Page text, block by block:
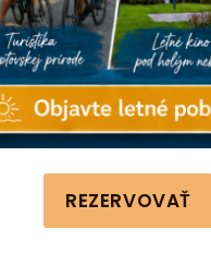
REZERVOVAŤ
Š
3